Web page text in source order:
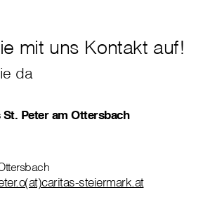
mit uns Kontakt auf!
da
Peter am Ottersbach
steiermark.at